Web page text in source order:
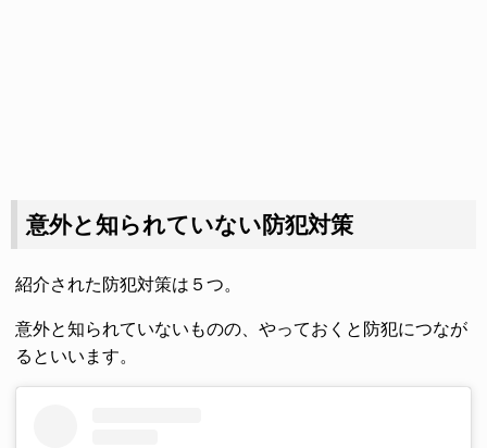
意外と知られていない防犯対策
紹介された防犯対策は５つ。
意外と知られていないものの、やっておくと防犯につなが
るといいます。